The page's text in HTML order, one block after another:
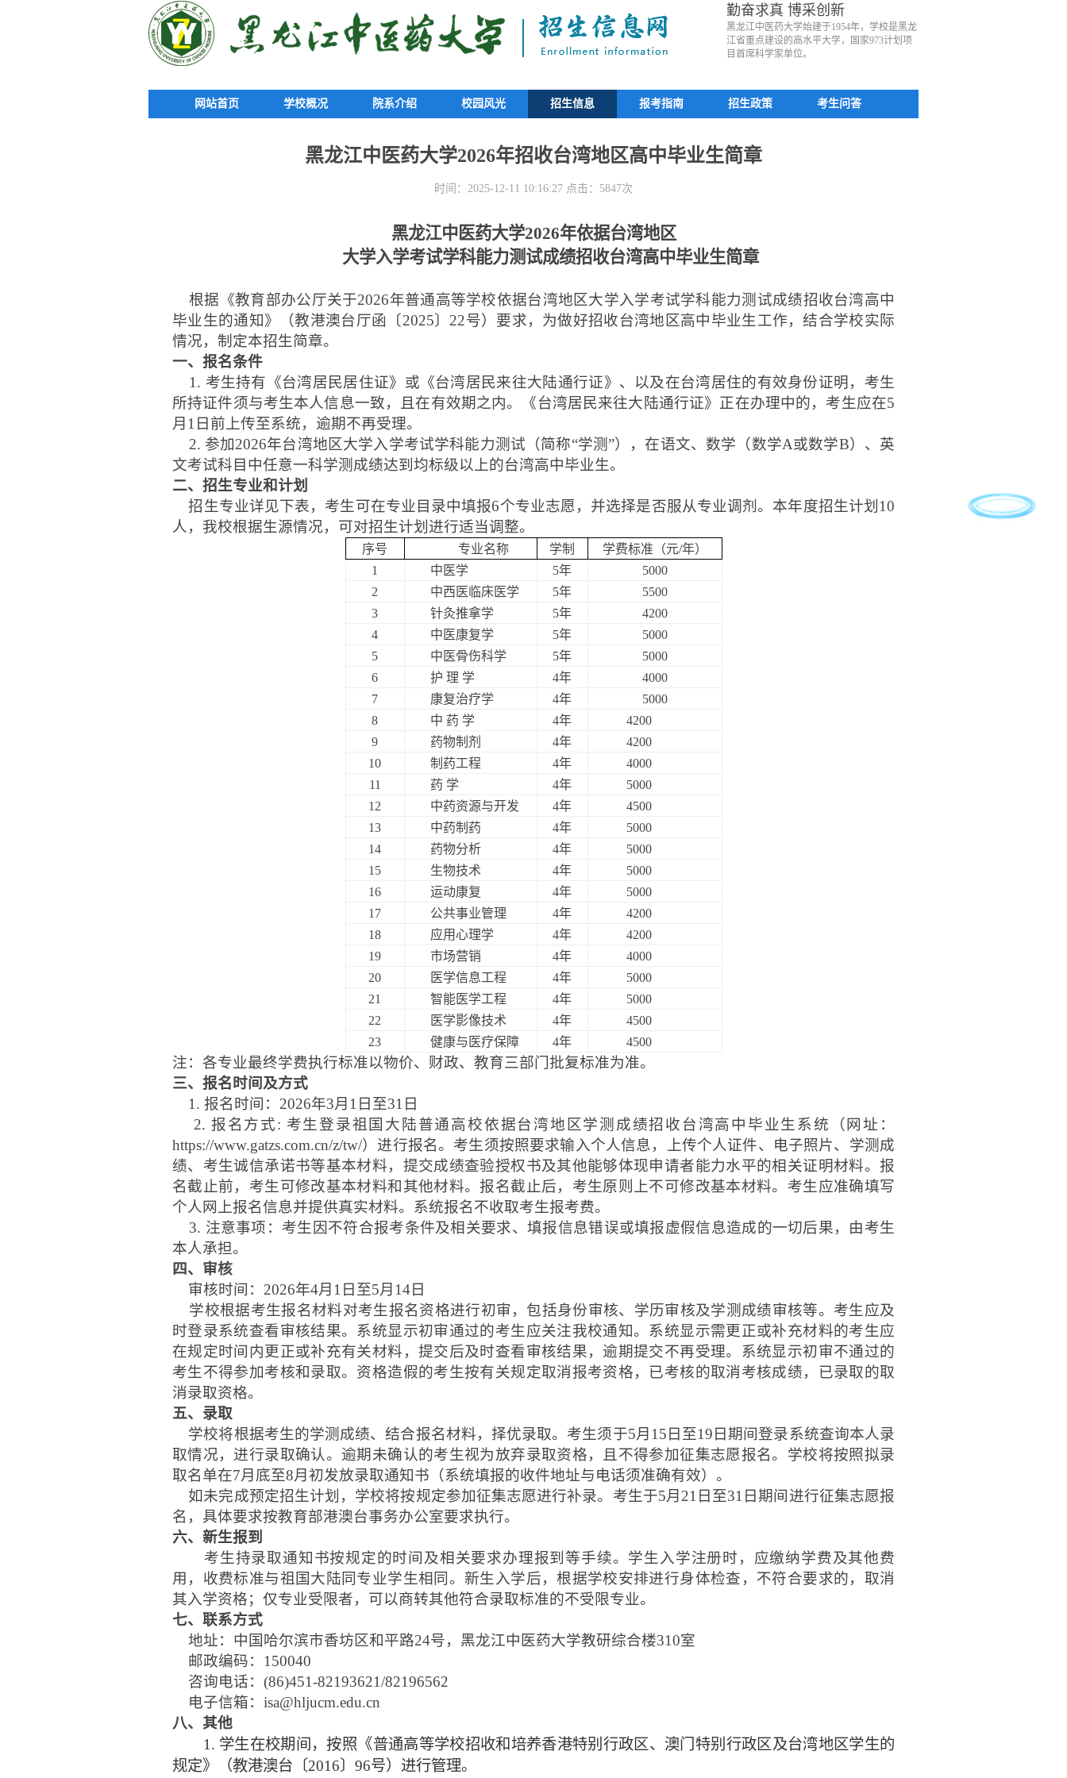
勤奋求真 博采创新
黑龙江中医药大学始建于1954年，学校是黑龙
江省重点建设的高水平大学，国家973计划项
目首席科学家单位。
网站首页 学校概况 院系介绍 校园风光 招生信息 报考指南 招生政策 考生问答
黑龙江中医药大学2026年招收台湾地区高中毕业生简章
时间：2025-12-11 10:16:27 点击：5847次
黑龙江中医药大学2026年依据台湾地区
大学入学考试学科能力测试成绩招收台湾高中毕业生简章
根据《教育部办公厅关于2026年普通高等学校依据台湾地区大学入学考试学科能力测试成绩招收台湾高中
毕业生的通知》（教港澳台厅函〔 2025〕 22号）要求，为做好招收台湾地区高中毕业生工作，结合学校实际
情况，制定本招生简章。
一、报名条件
1. 考生持有《台湾居民居住证》或《台湾居民来往大陆通行证》 、 以及在台湾居住的有效身份证明，考生
所持证件须与考生本人信息一致，且在有效期之内。《台湾居民来往大陆通行证》正在办理中的，考生应在5
月1日前上传至系统，逾期不再受理。
2. 参加2026年台湾地区大学入学考试学科能力测 试 （简称“学测”），在语文、数学（数学A或数学B）、英
文考试科目中任意一科学测成绩达到均标级以上的台湾高中毕业生。
二、招生专业和计划
招生专业详见下表，考生可在专业目录中填报6个专业志愿，并选择是否服从专业调剂。本年度招生计划 10
人，我校根据生源情况，可对招生计划进行适当调整。
序号 专业名称 学制 学费标准（元/年）
1
中医学 5年
5000
2
中西医临床医学 5年
5500
3
针灸推拿学 5年
4200
4
中医康复学 5年
5000
5
中医骨伤科学 5年
5000
6
护 理 学 4年
4000
7
康复治疗学 4年
5000
8
中 药 学 4年
4200
9
药物制剂 4年
4200
10
制药工程 4年
4000
11
药 学 4年
5000
1 2 中药资源与开发 4年
4500
13 中药制药 4年
5000
14 药物分析 4年
5000
1 5 生物技术 4年
5000
16 运动康复 4年
5000
1 7 公共事业管理 4年
4200
18 应用心理学 4年
4200
19
市场营销 4年
4000
20
医学信息工程 4年
5000
21
智能医学工程 4年
5000
22
医学影像技术 4年
4500
23
健康与医疗保障 4年 4500
注：各专业最终学费执行标准以物价、财政、教育三部门批复标准为准。
三、报名时间及方式
1. 报名时间： 2026年3月1日至31日
2. 报名方式: 考生登录祖国大陆普通高校依据台湾地区学测成绩招收台湾高中毕业生系统（网址：
https://www.gatzs.com.cn/z/tw/）进行报名。考生须按照要求输入个人信息，上传个人证件、电子照片、学测成
绩、考生诚信承诺书等基本材料，提交成绩查验授权书及其他能够体现申请者能力水平的相关证明材料。报
名截止前，考生可修改基本材料和其他材料。报名截止后，考生原则上不可修改基本材料。考生应准确填写
个人网上报名信息并提供真实材料。系统报名不收取考生报考费。
3. 注意事项：考生因不符合报考条件及相关要求、填报信息错误或填报虚假信息造成的一切后果，由考生
本人承担。
四、审核
审核时间： 2026年4月1日至5月14日
学校根据考生报名材料对考生报名资格进行初审，包括身份审核、学历审核及学测成绩审核等。考生应及
时登录系统查看审核结果。系统显示初审通过的考生应关注我校通知。系统显示需更正或补充材料的考生应
在规定时间内更正或补充有关材料，提交后及时查看审核结果，逾期提交不再受理。系统显示初审不通过的
考生不得参加考核和录取。资格造假的考生按有关规定取消报考资格，已考核的取消考核成绩，已录取的取
消录取资格。
五、录取
学校将根据考生的学测成绩、结合报名材料，择优录取。考生须于5月15日至19日期间登录系统查询本人录
取情况，进行录取确认。逾期未确认的考生视为放弃录取资格，且不得参加征集志愿报名。学校将按照拟录
取名单在7月底至8月初发放录取通知书（系统填报的收件地址与电话须准确有效）。
如未完成预定招生计划，学校将按规定参加征集志愿进行补录。考生于5月21日至31日期间进行征集志愿报
名，具体要求按教育部港澳台事务办公室要求执行。
六、新生报到
考生持录取通知书按规定的时间及相关要求办理报到等手续。学生入学注册时，应缴纳学费及其他费
用，收费标准与祖国大陆同专业学生相同。新生入学后，根据学校安排进行身体检查，不符合要求的，取消
其入学资格； 仅专业受限者，可以商转其他符合录取标准的不受限专业。
七、联系方式
地址：中国哈尔滨市香坊区和平路24号，黑龙江中医药大学教研综合楼310室
邮政编码： 150040
咨询电话： (86)451-82193621/82196562
电子信箱： isa@hljucm.edu.cn
八、其他
1. 学生在校期间，按照《普通高等学校招收和培养香港特别行政区、澳门特别行政区及台湾地区学生的
规定》（教港澳台〔2016〕96号）进行管理。